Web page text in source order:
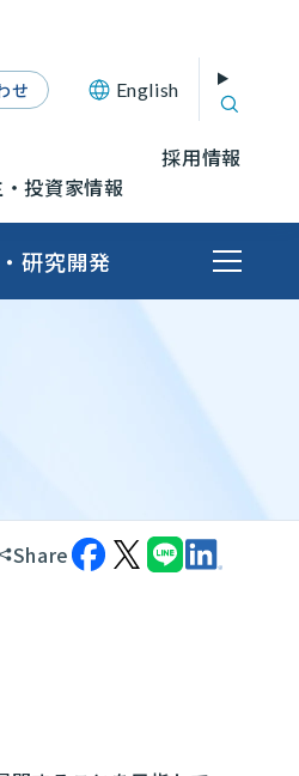
せ English
投資家情報
採用情報
研究開発
Share